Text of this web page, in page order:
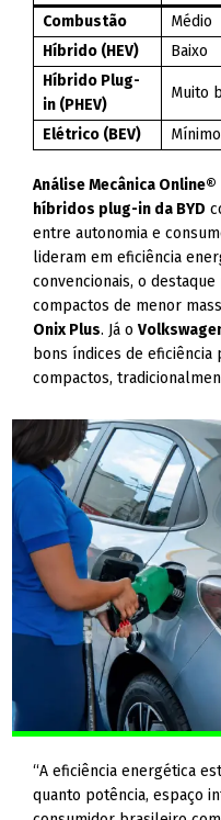
Combustão Médio
Híbrido (HEV)
Baixo
Híbrido Plug-
in (PHEV)
Muito
Elétrico (BEV)
Mínimo
Análise Mecânica Online®
híbridos plug-in da BYD
entre autonomia e
lideram em eficiência
convencionais, o
compactos de menor
Onix Plus. Já o
bons índices de eficiência
compactos,
“A eficiência energética
quanto potência, espaço